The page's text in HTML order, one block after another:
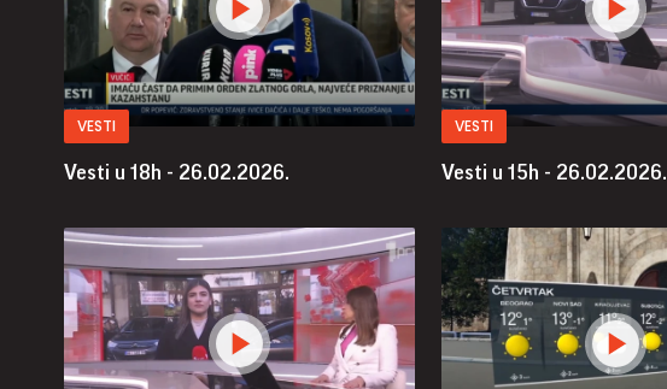
VESTI
Vesti u 18h - 26.02.2026.
VESTI
Vesti u 15h - 26.02.2026.